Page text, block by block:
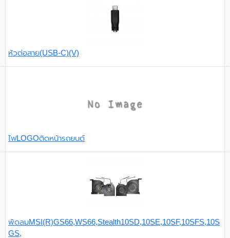
หัวต่อสาย(USB-C)(V)
ไฟLOGOติดหน้ารถยนต์
พัดลมMSI(R)GS66,WS66,Stealth10SD,10SE,10SF,10SFS,10S
GS,